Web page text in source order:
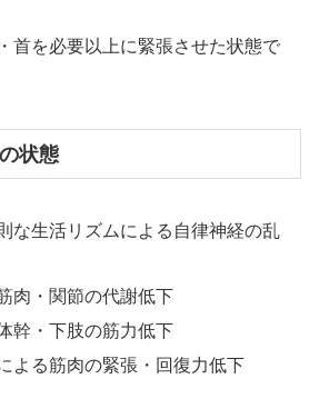
首を必要以上に緊張させた状態で
状態
な生活リズムによる自律神経の乱
肉・関節の代謝低下
幹・下肢の筋力低下
よる筋肉の緊張・回復力低下